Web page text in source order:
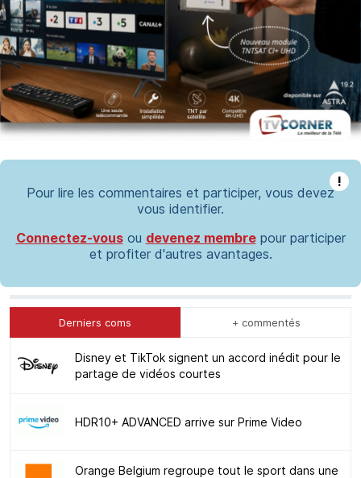
!
Pour lire les commentaires et participer, vous devez
vous identifier.
Connectez-vousou devenez membrepour participer
et profiter d'autres avantages.
Derniers coms + commentés
Disney et TikTok signent un accord inédit pour le
partage de vidéos courtes
HDR10+ ADVANCED arrive sur Prime Video
Orange Belgium regroupe tout le sport dans une